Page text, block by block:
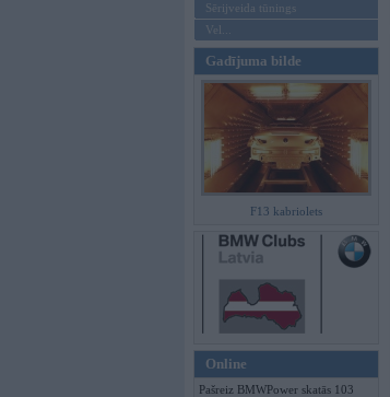
Sērijveida tūnings
Vel...
Gadījuma bilde
F13 kabriolets
Online
Pašreiz BMWPower skatās 103